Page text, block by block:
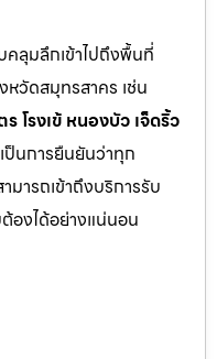
คลุมลึกเข้าไปถึงพื้นที่
วัดสมุทรสาคร เช่น
โรงเข้ หนองบัว เจ็ดริ้ว
ป็นการยืนยันว่าทุก
มารถเข้าถึงบริการรับ
องได้อย่างแน่นอน